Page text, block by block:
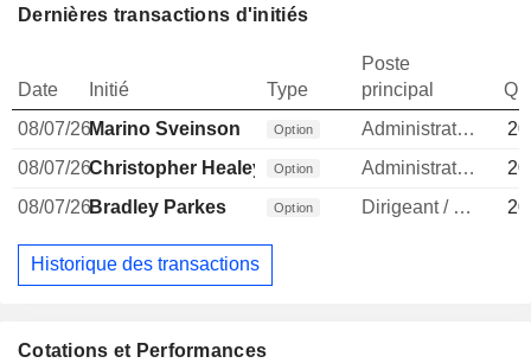
Cotations et Performances
Dernières transactions d'initiés
Date Initié Type
Poste
principal
08/07/26Marino Sveinson Option Administrateur
08/07/26Christopher Healey Option Administrateur
08/07/26Bradley Parkes Option Dirigeant / cadre principal
Historique des transactions